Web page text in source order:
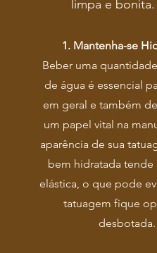
limpa e bonita.
1. Mantenha-se
Beber uma
de água é essencial
em geral e também
um papel vital na
aparência de sua
bem hidratada tende
elástica, o que pode
tatuagem fique
desbotada.